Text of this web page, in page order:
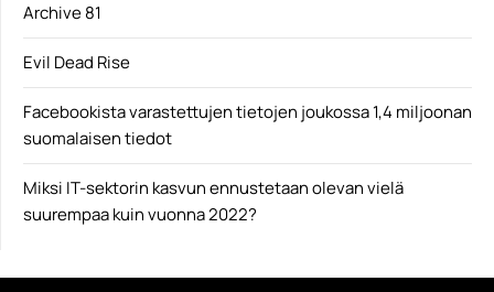
Archive 81
Evil Dead Rise
Facebookista varastettujen tietojen joukossa 1,4 miljoonan
suomalaisen tiedot
Miksi IT-sektorin kasvun ennustetaan olevan vielä
suurempaa kuin vuonna 2022?